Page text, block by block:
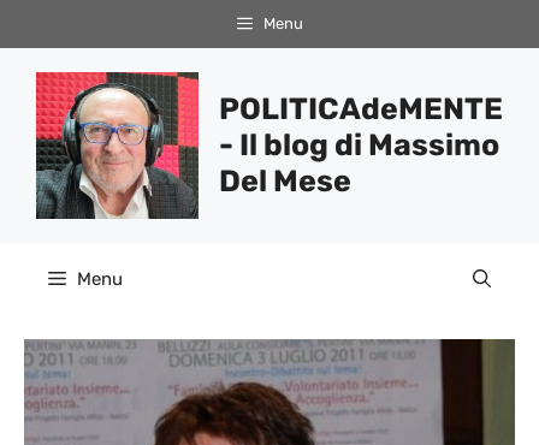
al
contenuto
Menu
POLITICAdeMENTE
- Il blog di Massimo
Del Mese
Menu